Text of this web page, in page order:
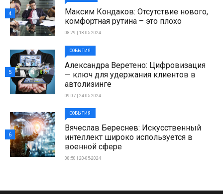
Максим Кондаков: Отсутствие нового,
комфортная рутина – это плохо
08:29 | 18-05-2024
4
СОБЫТИЯ
Александра Веретено: Цифровизация
— ключ для удержания клиентов в
автолизинге
09:07 | 24-05-2024
5
СОБЫТИЯ
Вячеслав Береснев: Искусственный
интеллект широко используется в
военной сфере
08:50 | 20-05-2024
6